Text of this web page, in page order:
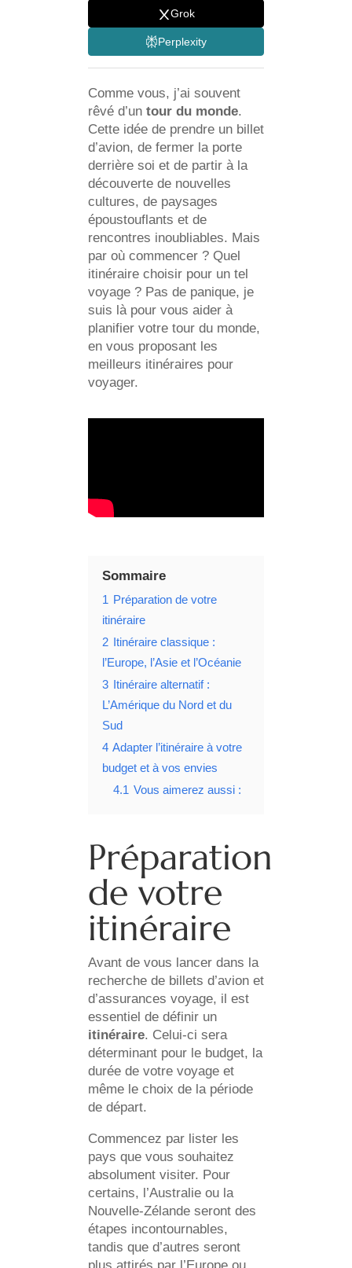
Grok
Perplexity
Comme vous, j’ai souvent
rêvé d’un tour du monde.
Cette idée de prendre un billet
d’avion, de fermer la porte
derrière soi et de partir à la
découverte de nouvelles
cultures, de paysages
époustouflants et de
rencontres inoubliables. Mais
par où commencer ? Quel
itinéraire choisir pour un tel
voyage ? Pas de panique, je
suis là pour vous aider à
planifier votre tour du monde,
en vous proposant les
meilleurs itinéraires pour
voyager.
Sommaire
1 Préparation de votre
itinéraire
2 Itinéraire classique :
l’Europe, l’Asie et l’Océanie
3 Itinéraire alternatif :
L’Amérique du Nord et du
Sud
4 Adapter l’itinéraire à votre
budget et à vos envies
4.1 Vous aimerez aussi :
Préparation
de votre
itinéraire
Avant de vous lancer dans la
recherche de billets d’avion et
d’assurances voyage, il est
essentiel de définir un
itinéraire. Celui-ci sera
déterminant pour le budget, la
durée de votre voyage et
même le choix de la période
de départ.
Commencez par lister les
pays que vous souhaitez
absolument visiter. Pour
certains, l’Australie ou la
Nouvelle-Zélande seront des
étapes incontournables,
tandis que d’autres seront